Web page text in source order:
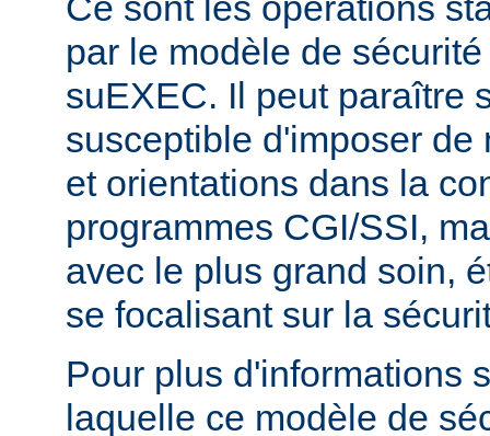
par le modèle de
suEXEC. Il peut paraître
susceptible d'imposer
et orientations dans la
programmes CGI/SSI,
avec le plus grand soin,
se focalisant sur la
Pour plus d'informations
laquelle ce modèle de